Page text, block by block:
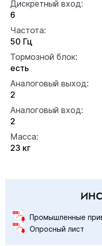
Дискретный вход:
6
Частота:
50 Гц
Тормозной блок:
есть
Аналоговый выход:
2
Аналоговый вход:
2
Масса:
23 кг
Промышленные
Опросный лист